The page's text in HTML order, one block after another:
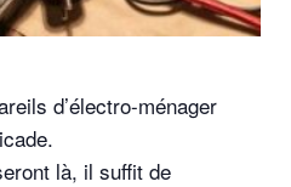
d’électro-ménager
là, il suffit de